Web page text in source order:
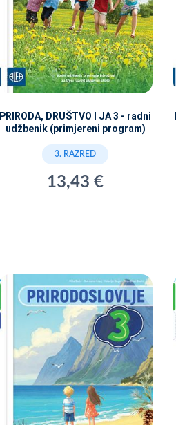
PRIRODA, DRUŠTVO I JA 3 - radni
udžbenik (primjereni program)
3. RAZRED
13,43 €